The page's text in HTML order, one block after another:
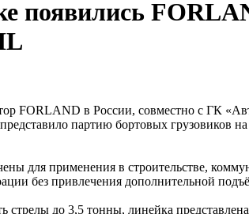
появились
FORLAND в России, совместно с ГК
партию бортовых
для применения в строительстве,
без привлечения дополнительной
стрелы до 3,5 тонны, линейка